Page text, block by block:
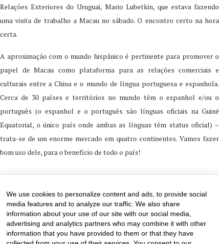
Relações Exteriores do Uruguai, Mario Lubetkin, que estava fazendo
uma visita de trabalho a Macau no sábado. O encontro certo na hora
certa.
A aproximação com o mundo hispânico é pertinente para promover o
papel de Macau como plataforma para as relações comerciais e
culturais entre a China e o mundo de língua portuguesa e espanhola.
Cerca de 30 países e territórios no mundo têm o espanhol e/ou o
português (o espanhol e o português são línguas oficiais na Guiné
Equatorial, o único país onde ambas as línguas têm status oficial) –
trata-se de um enorme mercado em quatro continentes. Vamos fazer
bom uso dele, para o benefício de todo o país!
We use cookies to personalize content and ads, to provide social
media features and to analyze our traffic. We also share
information about your use of our site with our social media,
advertising and analytics partners who may combine it with other
information that you have provided to them or that they have